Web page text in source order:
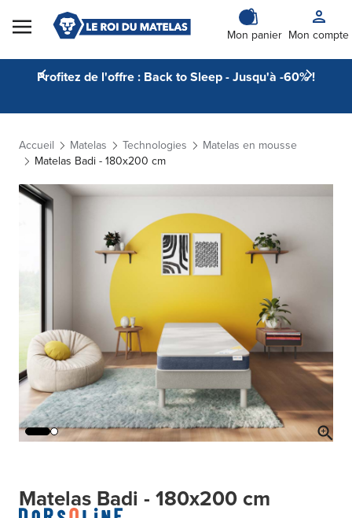
Skip to Content
Mon panier Mon compte
Profitez de l'offre : Back to Sleep - Jusqu'à -60% !
Accueil Matelas Technologies
Matelas en mousse
Matelas Badi - 180x200 cm
Matelas Badi - 180x200 cm